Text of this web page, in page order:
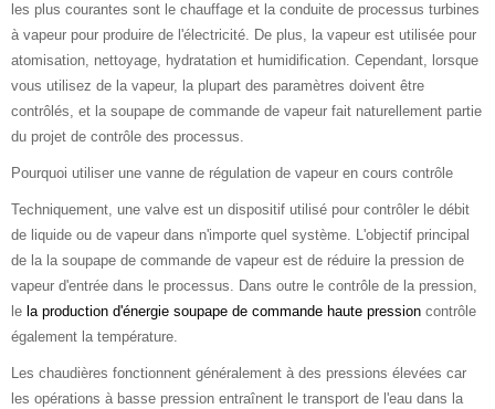
les plus courantes sont le chauffage et la conduite de processus turbines
à vapeur pour produire de l'électricité. De plus, la vapeur est utilisée pour
atomisation, nettoyage, hydratation et humidification. Cependant, lorsque
vous utilisez de la vapeur, la plupart des paramètres doivent être
contrôlés, et la soupape de commande de vapeur fait naturellement partie
du projet de contrôle des processus.
Pourquoi utiliser une vanne de régulation de vapeur en cours contrôle
Techniquement, une valve est un dispositif utilisé pour contrôler le débit
de liquide ou de vapeur dans n'importe quel système. L'objectif principal
de la la soupape de commande de vapeur est de réduire la pression de
vapeur d'entrée dans le processus. Dans outre le contrôle de la pression,
le la production d'énergie soupape de commande haute pression contrôle
également la température.
Les chaudières fonctionnent généralement à des pressions élevées car
les opérations à basse pression entraînent le transport de l'eau dans la